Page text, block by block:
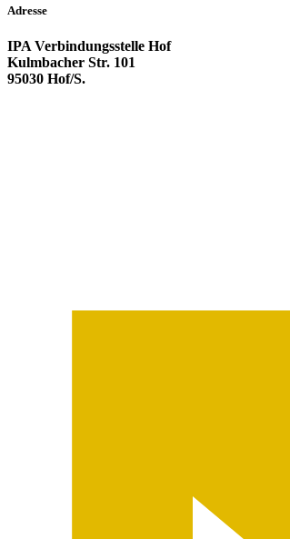
Adresse
IPA Verbindungsstelle Hof
Kulmbacher Str. 101
95030 Hof/S.